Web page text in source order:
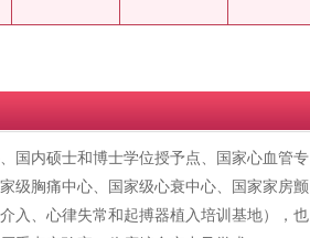
国内硕士和博士学位授予点、国家心血管专
级胸痛中心、国家级心衰中心、国家家房颤
入、心律失常和起搏器植入培训基地），也